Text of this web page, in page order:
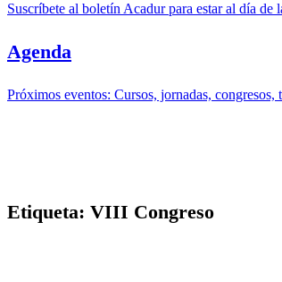
Suscríbete al boletín Acadur para estar al día de
Agenda
Próximos eventos: Cursos, jornadas, congresos,
Etiqueta: VIII Congreso